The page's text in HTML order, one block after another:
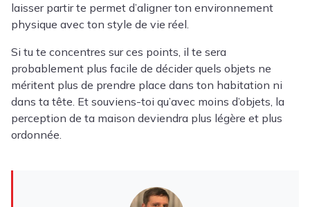
laisser partir te permet d’aligner ton environnement
physique avec ton style de vie réel.
Si tu te concentres sur ces points, il te sera
probablement plus facile de décider quels objets ne
méritent plus de prendre place dans ton habitation ni
dans ta tête. Et souviens-toi qu’avec moins d’objets, la
perception de ta maison deviendra plus légère et plus
ordonnée.